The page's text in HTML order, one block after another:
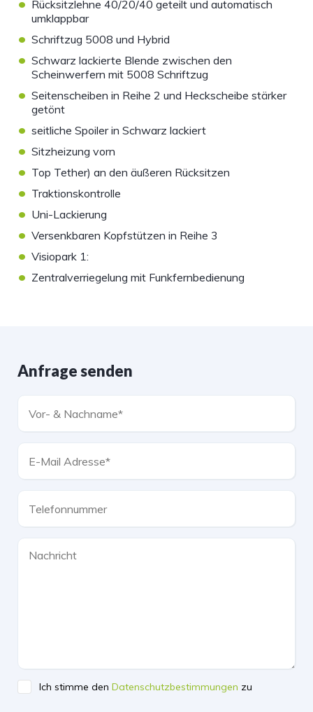
Rücksitzlehne 40/20/40 geteilt und automatisch
umklappbar
• Schriftzug 5008 und Hybrid
• Schwarz lackierte Blende zwischen den
Scheinwerfern mit 5008 Schriftzug
• Seitenscheiben in Reihe 2 und Heckscheibe stärker
getönt
• seitliche Spoiler in Schwarz lackiert
• Sitzheizung vorn
• Top Tether) an den äußeren Rücksitzen
• Traktionskontrolle
• Uni-Lackierung
• Versenkbaren Kopfstützen in Reihe 3
• Visiopark 1:
• Zentralverriegelung mit Funkfernbedienung
Anfrage senden
Please leave this field empty.
Ich stimme den Datenschutzbestimmungen zu